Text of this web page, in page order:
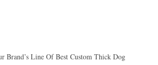
Brand’s Line Of Best Custom Thick Dog